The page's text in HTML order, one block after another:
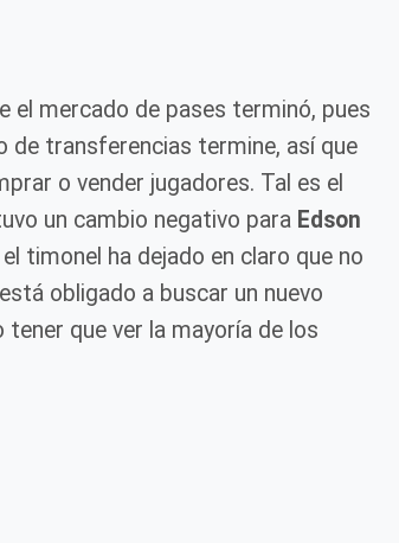
el mercado de pases terminó, pues
de transferencias termine, así que
o vender jugadores. Tal es el
un cambio negativo para Edson
timonel ha dejado en claro que no
obligado a buscar un nuevo
que ver la mayoría de los